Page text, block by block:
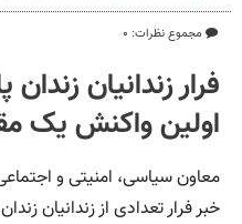
مجموع نظرات: ۰
فرار زندانیان
اولین واکنش یک
معاون سیاسی، امنیتی و
خبر فرار تعدادی از زندانیان